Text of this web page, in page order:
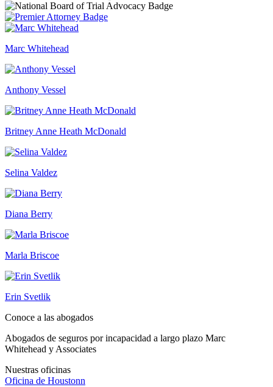
Marc Whitehead
Anthony Vessel
Britney Anne Heath McDonald
Selina Valdez
Diana Berry
Marla Briscoe
Erin Svetlik
Conoce a las abogados
Abogados de seguros por incapacidad a largo plazo Marc
Whitehead y Associates
Nuestras oficinas
Oficina de Houstonn